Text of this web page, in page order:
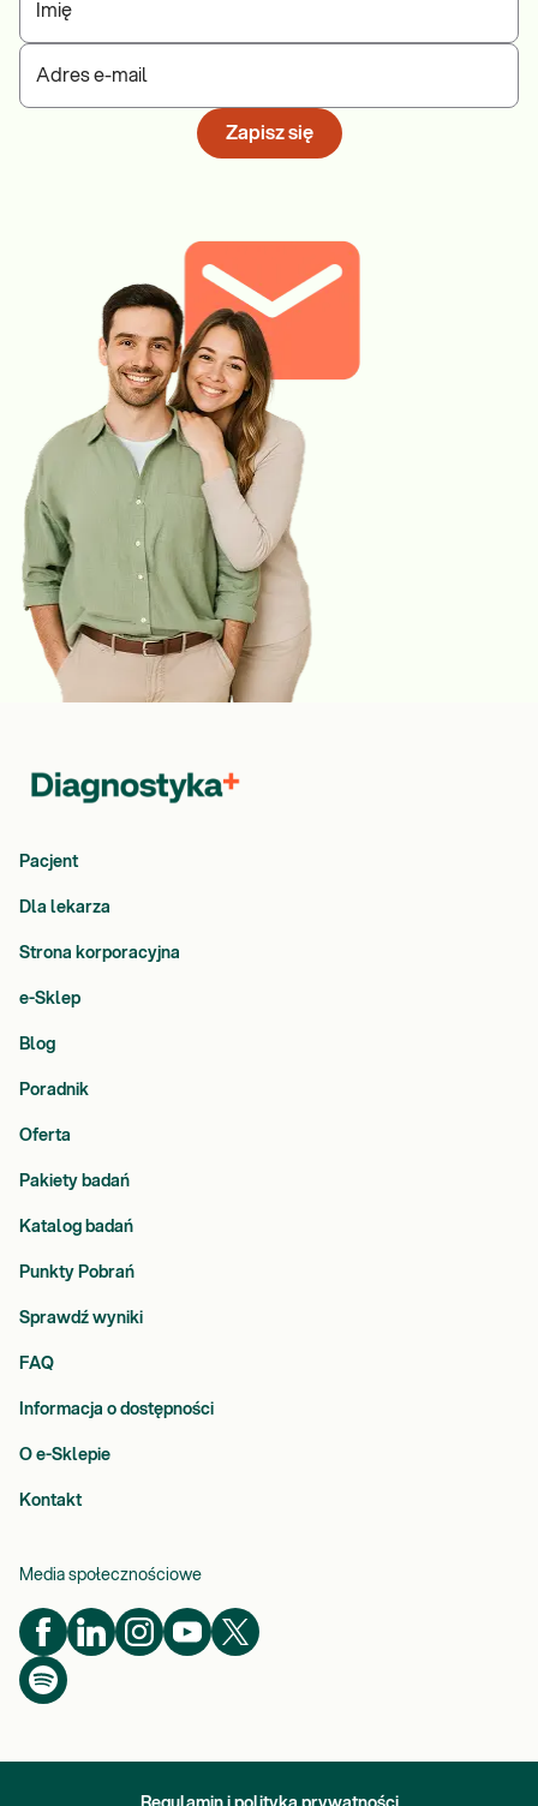
Imię
Adres e-mail
Zapisz się
Pacjent
Dla lekarza
Strona korporacyjna
e-Sklep
Blog
Poradnik
Oferta
Pakiety badań
Katalog badań
Punkty Pobrań
Sprawdź wyniki
FAQ
Informacja o dostępności
O e-Sklepie
Kontakt
Media społecznościowe